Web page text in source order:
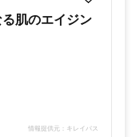
肌のエイジン
情報提供元：キレイパス